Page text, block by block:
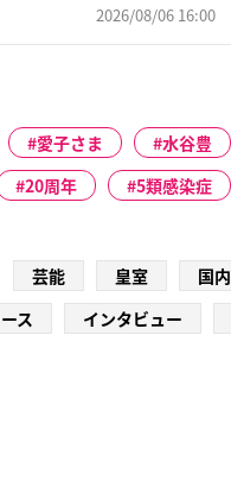
2026/08/06 16:00
愛子さま 水谷豊
20周年 5類感染症
芸能 皇室 国内
ス
インタビュー